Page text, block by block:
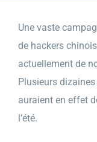
Une vaste
de hackers
actuellement de
Plusieurs
auraient en effet
l’été.